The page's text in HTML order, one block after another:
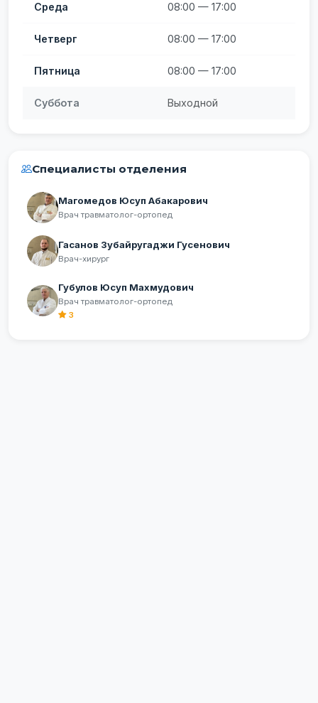
Среда 08:00 — 17:00
Четверг 08:00 — 17:00
Пятница 08:00 — 17:00
Суббота Выходной
Специалисты отделения
Магомедов Юсуп Абакарович
Врач травматолог-ортопед
Гасанов Зубайругаджи Гусенович
Врач-хирург
Губулов Юсуп Махмудович
Врач травматолог-ортопед
3